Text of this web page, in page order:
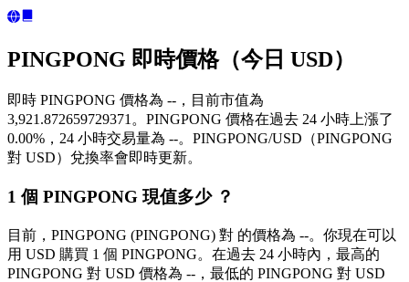
PINGPONG 即時價格（今日 USD）
即時 PINGPONG 價格為 --，目前市值為
3,921.872659729371。PINGPONG 價格在過去 24 小時上漲了
0.00%，24 小時交易量為 --。PINGPONG/USD（PINGPONG
對 USD）兌換率會即時更新。
1 個 PINGPONG 現值多少 ？
目前，PINGPONG (PINGPONG) 對 的價格為 --。你現在可以
用 USD 購買 1 個 PINGPONG。在過去 24 小時內，最高的
PINGPONG 對 USD 價格為 --，最低的 PINGPONG 對 USD